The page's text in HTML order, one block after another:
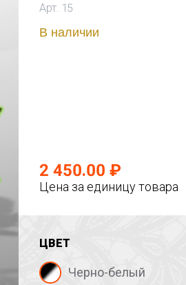
Арт. 15
В наличии
2 450.00 ₽
Цена за единицу товара
ЦВЕТ
Черно-белый